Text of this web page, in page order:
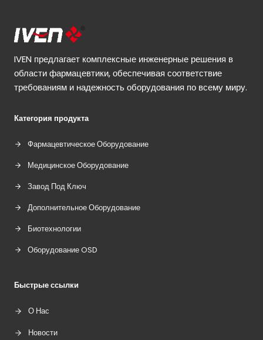
IVEN предлагает комплексные инженерные решения в
области фармацевтики, обеспечивая соответствие
требованиям и надежность оборудования по всему миру.
Категория продукта
Фармацевтическое Оборудование
Медицинское Оборудование
Завод Под Ключ
Дополнительное Оборудование
Биотехнологии
Оборудование OSD
Быстрые ссылки
О Нас
Новости